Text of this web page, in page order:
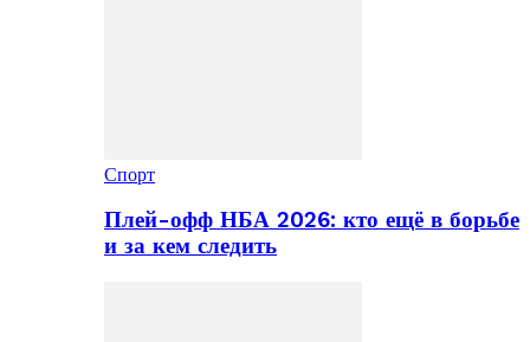
Спорт
Плей-офф НБА 2026: кто ещё в борьбе
и за кем следить